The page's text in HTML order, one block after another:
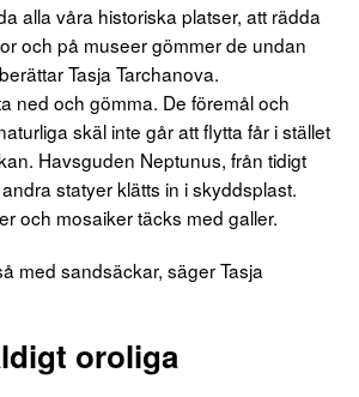
alla våra historiska platser, att rädda
och på museer gömmer de undan
Tasja Tarchanova.
ned och gömma. De föremål och
skäl inte går att flytta får i stället
Havsguden Neptunus, från tidigt
statyer klätts in i skyddsplast.
och mosaiker täcks med galler.
med sandsäckar, säger Tasja
oroliga